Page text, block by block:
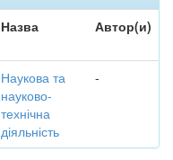
Назва Автор(и)
Наукова та
науково-
технічна
діяльність
-